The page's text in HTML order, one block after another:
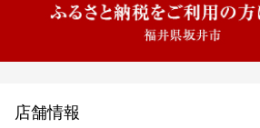
店舗情報